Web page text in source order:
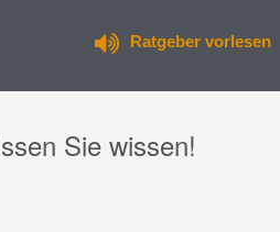
Ratgeber vorlesen
Sie wissen!